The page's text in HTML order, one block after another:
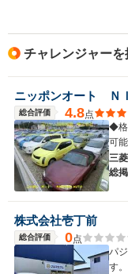
チャレンジャー
ニッポンオート Ｎ
総合評価 4.8点
◆格
可
三
総
株式会社壱丁前
総合評価 0点
パ
す。